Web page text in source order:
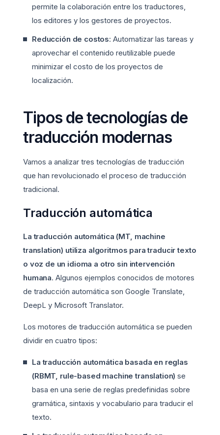
permite la colaboración entre los traductores,
los editores y los gestores de proyectos.
Reducción de costos: Automatizar las tareas y
aprovechar el contenido reutilizable puede
minimizar el costo de los proyectos de
localización.
Tipos de tecnologías de
traducción modernas
Vamos a analizar tres tecnologías de traducción
que han revolucionado el proceso de traducción
tradicional.
Traducción automática
La traducción automática (MT, machine
translation) utiliza algoritmos para traducir texto
o voz de un idioma a otro sin intervención
humana. Algunos ejemplos conocidos de motores
de traducción automática son Google Translate,
DeepL y Microsoft Translator.
Los motores de traducción automática se pueden
dividir en cuatro tipos:
La traducción automática basada en reglas
(RBMT, rule-based machine translation) se
basa en una serie de reglas predefinidas sobre
gramática, sintaxis y vocabulario para traducir el
texto.